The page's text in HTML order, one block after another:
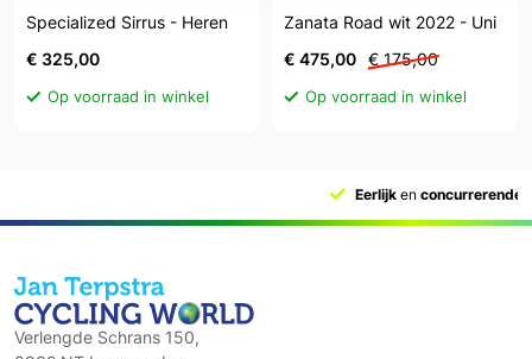
Specialized Sirrus - Heren
€ 325,00
Op voorraad in winkel
Zanata Road wit 2022 - Uni
€ 475,00 € 175,00
Op voorraad in winkel
concurrerende prijs
Verlengde Schrans 150,